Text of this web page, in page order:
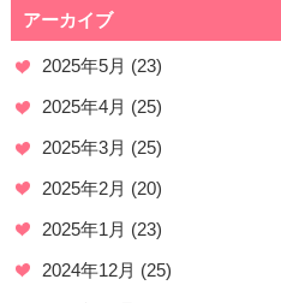
アーカイブ
2025年5月 (23)
2025年4月 (25)
2025年3月 (25)
2025年2月 (20)
2025年1月 (23)
2024年12月 (25)